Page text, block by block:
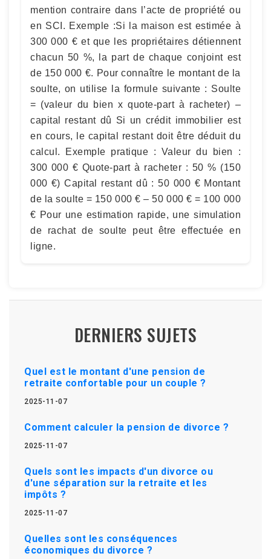
mention contraire dans l’acte de propriété ou
en SCI. Exemple :Si la maison est estimée à
300 000 € et que les propriétaires détiennent
chacun 50 %, la part de chaque conjoint est
de 150 000 €. Pour connaître le montant de la
soulte, on utilise la formule suivante : Soulte
= (valeur du bien x quote-part à racheter) –
capital restant dû Si un crédit immobilier est
en cours, le capital restant doit être déduit du
calcul. Exemple pratique : Valeur du bien :
300 000 € Quote-part à racheter : 50 % (150
000 €) Capital restant dû : 50 000 € Montant
de la soulte = 150 000 € – 50 000 € = 100 000
€ Pour une estimation rapide, une simulation
de rachat de soulte peut être effectuée en
ligne.
DERNIERS SUJETS
Quel est le montant d'une pension de
retraite confortable pour un couple ?
2025-11-07
Comment calculer la pension de divorce ?
2025-11-07
Quels sont les impacts d'un divorce ou
d'une séparation sur la retraite et les
impôts ?
2025-11-07
Quelles sont les conséquences
économiques du divorce ?